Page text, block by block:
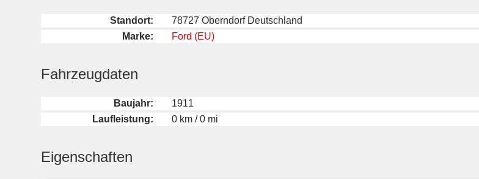
Standort:
78727 Oberndorf Deutschland
Marke:
Ford (EU)
Fahrzeugdaten
Baujahr:
1911
Laufleistung:
0 km / 0 mi
Eigenschaften